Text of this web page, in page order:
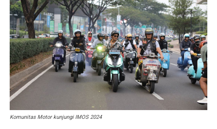
Komunitas Motor kunjungi IMOS 2024